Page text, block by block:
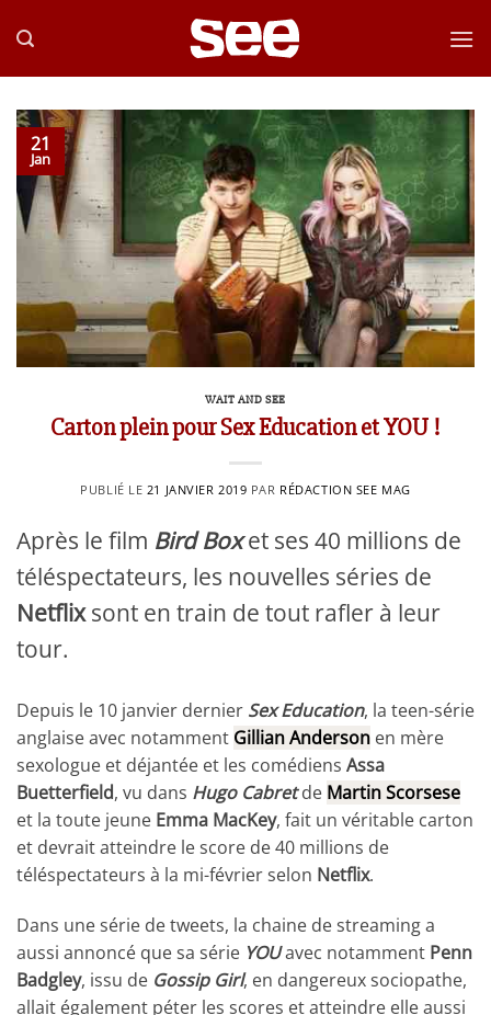
au
21
Jan
WAIT AND SEE
Carton plein pour Sex Education et YOU !
PUBLIÉ LE 21 JANVIER 2019 PAR RÉDACTION SEE MAG
Après le film Bird Boxet ses 40 millions de
téléspectateurs, les nouvelles séries de
Netflixsont en train de tout rafler à leur
tour.
Depuis le 10 janvier dernier Sex Education, la teen-série
anglaise avec notamment Gillian Anderson en mère
sexologue et déjantée et les comédiens Assa
Buetterfield, vu dans Hugo Cabretde Martin Scorsese
et la toute jeune Emma MacKey, fait un véritable carton
et devrait atteindre le score de 40 millions de
téléspectateurs à la mi-février selon Netflix.
Dans une série de tweets, la chaine de streaming a
aussi annoncé que sa série YOUavec notamment Penn
Badgley, issu de Gossip Girl, en dangereux sociopathe,
allait également péter les scores et atteindre elle aussi